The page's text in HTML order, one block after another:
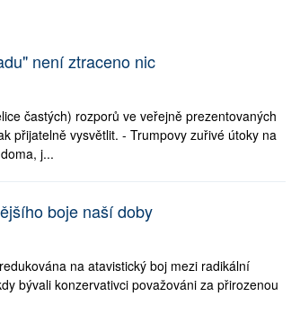
není ztraceno nic
častých) rozporů ve veřejně prezentovaných
přijatelně vysvětlit. - Trumpovy zuřivé útoky na
j...
boje naší doby
na atavistický boj mezi radikální
bývali konzervativci považováni za přirozenou